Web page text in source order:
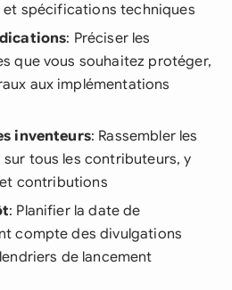
et spécifications techniques
: Préciser les
que vous souhaitez protéger,
aux implémentations
inventeurs: Rassembler les
tous les contributeurs, y
contributions
: Planifier la date de
compte des divulgations
de lancement